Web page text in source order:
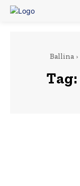
Ballina
Tag: